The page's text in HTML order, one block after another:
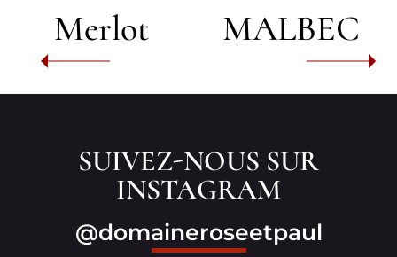
Merlot MALBEC
SUIVEZ-NOUS SUR
INSTAGRAM
@domaineroseetpaul